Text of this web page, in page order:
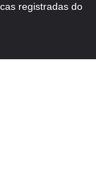
registradas do